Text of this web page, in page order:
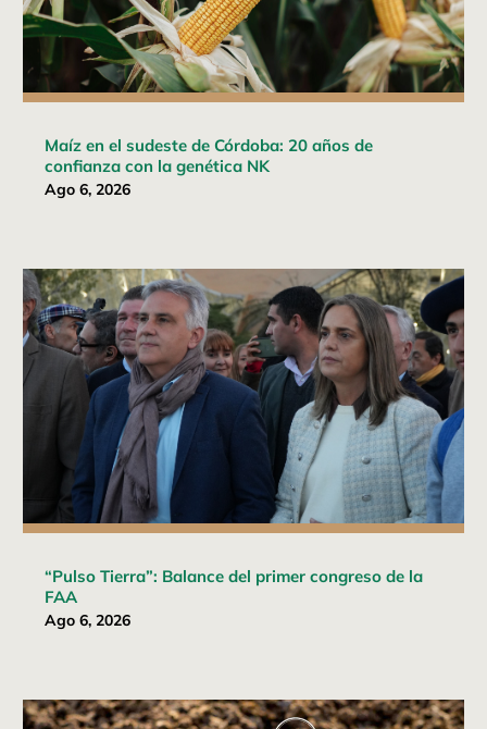
Maíz en el sudeste de Córdoba: 20 años de
confianza con la genética NK
Ago 6, 2026
“Pulso Tierra”: Balance del primer congreso de la
FAA
Ago 6, 2026